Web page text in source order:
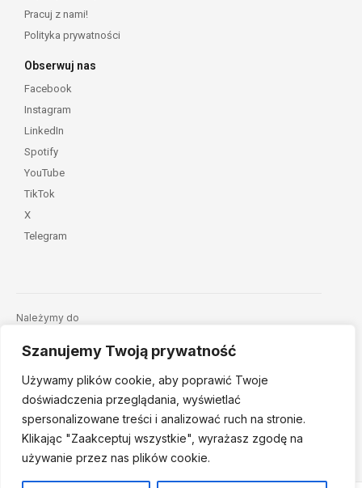
Szanujemy Twoją prywatność
Używamy plików cookie, aby poprawić Twoje
doświadczenia przeglądania, wyświetlać
spersonalizowane treści i analizować ruch na stronie.
Klikając "Zaakceptuj wszystkie", wyrażasz zgodę na
używanie przez nas plików cookie.
Pracuj z nami!
Polityka prywatności
Obserwuj nas
Facebook
Instagram
LinkedIn
Spotify
YouTube
TikTok
X
Telegram
Należymy do
© 2026 Fundacja Dajemy Dzieciom Siłę • Projekt: nordmind.pl